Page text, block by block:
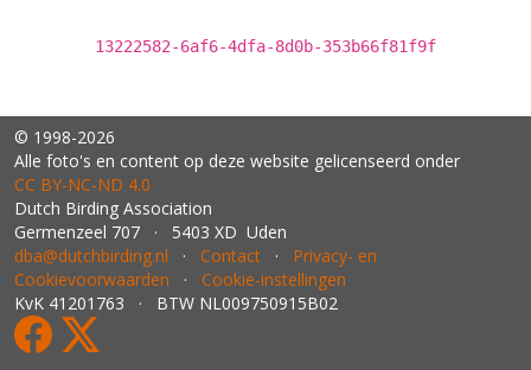
13222582-6af6-4dfa-8d0b-353b66f81f9f
© 1998-2026
Alle foto's en content op deze website gelicenseerd onder
CC BY‑NC‑ND 4.0
Dutch Birding Association
Germenzeel 707 · 5403 XD Uden
dba@dutchbirding.nl · Contact · Privacy- en
Cookievoorwaarden · Cookie-instellingen
KvK 41201763 · BTW NL009750915B02